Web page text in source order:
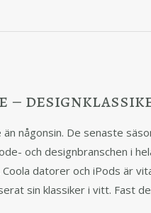
–
någonsin. De senaste
och designbranschen i
datorer och iPods är
sin klassiker i vitt. Fast